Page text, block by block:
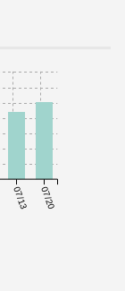
07/13 07/20